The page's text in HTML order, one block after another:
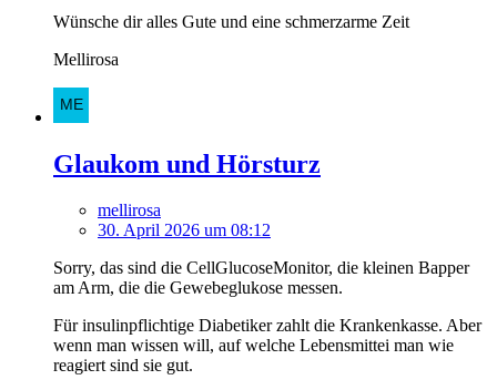
Wünsche dir alles Gute und eine schmerzarme Zeit
Mellirosa
Glaukom und Hörsturz
mellirosa
30. April 2026 um 08:12
Sorry, das sind die CellGlucoseMonitor, die kleinen Bapper
am Arm, die die Gewebeglukose messen.
Für insulinpflichtige Diabetiker zahlt die Krankenkasse. Aber
wenn man wissen will, auf welche Lebensmittei man wie
reagiert sind sie gut.